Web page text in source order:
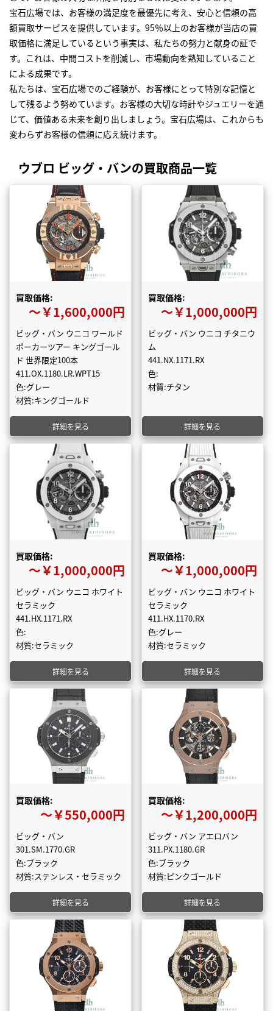
宝石広場では、お客様の満足度を最優先に考え、安心と信頼の高
額買取サービスを提供しています。95％以上のお客様が当店の買
取価格に満足しているという事実は、私たちの努力と献身の証で
す。これは、中間コストを削減し、市場動向を熟知していること
による成果です。
私たちは、宝石広場でのご経験が、お客様にとって特別な記憶と
して残るよう努めています。お客様の大切な時計やジュエリーを通
じて、価値ある未来を創り出しましょう。宝石広場は、これからも
変わらずお客様の信頼に応え続けます。
ウブロ ビッグ・バンの買取商品一覧
買取価格:
〜￥1,600,000円
ビッグ・バン ウニコ ワールド
ポーカーツアー キングゴール
ド 世界限定100本
411.OX.1180.LR.WPT15
色:グレー
材質:キングゴールド
詳細を見る
買取価格:
〜￥1,000,000円
ビッグ・バン ウニコ チタニウ
ム
441.NX.1171.RX
色:
材質:チタン
詳細を見る
買取価格:
〜￥1,000,000円
ビッグ・バン ウニコ ホワイト
セラミック
441.HX.1171.RX
色:
材質:セラミック
詳細を見る
買取価格:
〜￥1,000,000円
ビッグ・バン ウニコ ホワイト
セラミック
411.HX.1170.RX
色:グレー
材質:セラミック
詳細を見る
買取価格:
〜￥550,000円
ビッグ・バン
301.SM.1770.GR
色:ブラック
材質:ステンレス・セラミック
詳細を見る
買取価格:
〜￥1,200,000円
ビッグ・バン アエロバン
311.PX.1180.GR
色:ブラック
材質:ピンクゴールド
詳細を見る